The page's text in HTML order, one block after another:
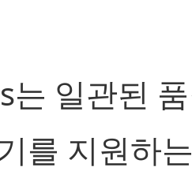
는 일관된
를 지원하